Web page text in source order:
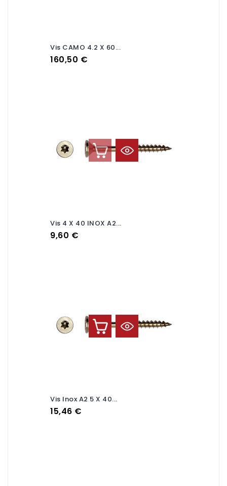
Vis CAMO 4.2 X 60...
Prix
160,50 €
Vis 4 X 40 INOX A2...
Prix
9,60 €
Vis Inox A2 5 X 40...
Prix
15,46 €